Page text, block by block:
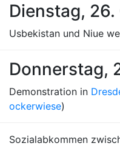
Dienstag,
Usbekistan und Niue
Donnerstag,
Demonstration in
ockerwiese)
Sozialabkommen